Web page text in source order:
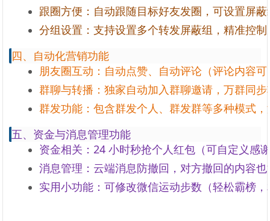
跟圈方便：自动跟随目标好友发圈，可设置屏
分组设置：支持设置多个转发屏蔽组，精准控
四、自动化营销功能
朋友圈互动：自动点赞、自动评论（评论内容
群聊与转播：独家自动加入群聊邀请，万群同
群发功能：包含群发个人、群发群等多种模式
五、资金与消息管理功能
资金相关：24 小时秒抢个人红包（可自定义感
消息管理：云端消息防撤回，对方撤回的内容
实用小功能：可修改微信运动步数（轻松霸榜